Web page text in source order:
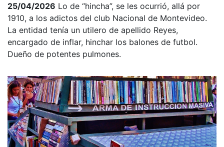
25/04/2026 Lo de “hincha”, se les ocurrió, allá por
1910, a los adictos del club Nacional de Montevideo.
La entidad tenía un utilero de apellido Reyes,
encargado de inflar, hinchar los balones de futbol.
Dueño de potentes pulmones.